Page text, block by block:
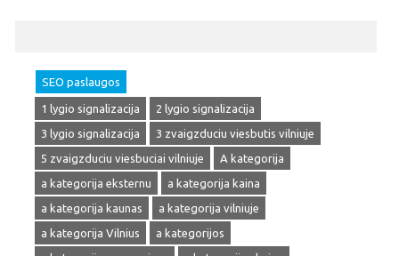
SEO paslaugos
1 lygio signalizacija
2 lygio signalizacija
3 lygio signalizacija
3 zvaigzduciu viesbutis vilniuje
5 zvaigzduciu viesbuciai vilniuje
A kategorija
a kategorija eksternu
a kategorija kaina
a kategorija kaunas
a kategorija vilniuje
a kategorija Vilnius
a kategorijos